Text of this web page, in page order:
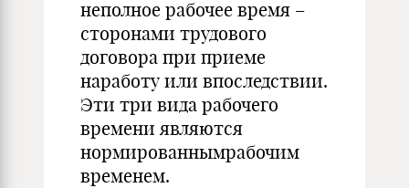
неполное рабочее время –
сторонами трудового
договора при приеме
наработу или впоследствии.
Эти три вида рабочего
времени являются
нормированнымрабочим
временем.